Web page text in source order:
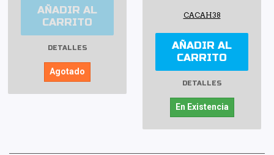
AÑADIR AL
CARRITO
DETALLES
Agotado
CACAH38
AÑADIR AL
CARRITO
DETALLES
En Existencia